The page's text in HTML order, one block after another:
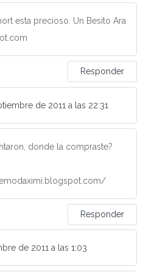
esta precioso. Un Besito Ara
Responder
de 2011 a las 22:31
donde la compraste?
Responder
de 2011 a las 1:03